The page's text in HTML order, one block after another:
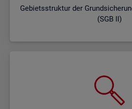
Gebietsstruktur der
(SGB II)